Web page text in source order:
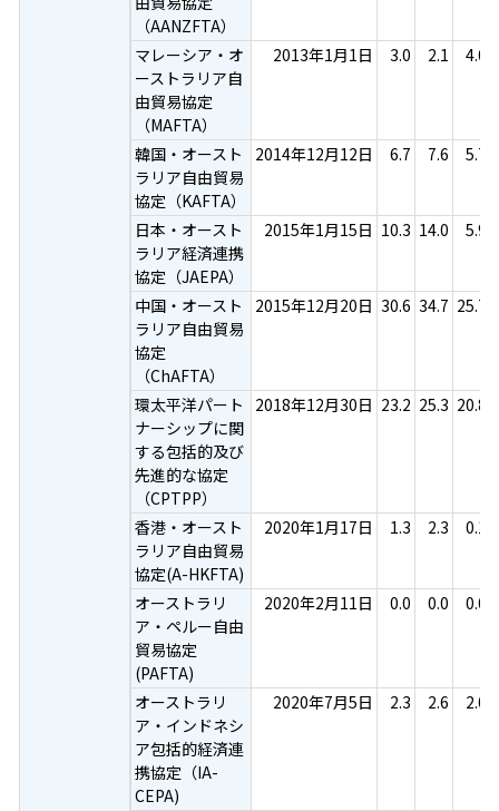
（AANZFTA）
マレーシア・オ
ーストラリア自
由貿易協定
（MAFTA）
2013年1月1日 3.0 2.1 4.0
韓国・オースト
ラリア自由貿易
協定（KAFTA）
2014年12月12日 6.7 7.6 5.7
日本・オースト
ラリア経済連携
協定（JAEPA）
2015年1月15日 10.3 14.0 5.9
中国・オースト
ラリア自由貿易
協定
（ChAFTA）
2015年12月20日 30.6 34.7 25.7
環太平洋パート
ナーシップに関
する包括的及び
先進的な協定
（CPTPP）
2018年12月30日 23.2 25.3 20.8
香港・オースト
ラリア自由貿易
協定(A-HKFTA)
2020年1月17日 1.3 2.3 0.1
オーストラリ
ア・ペルー自由
貿易協定
(PAFTA)
2020年2月11日 0.0 0.0 0.0
オーストラリ
ア・インドネシ
ア包括的経済連
携協定（IA-
CEPA)
2020年7月5日 2.3 2.6 2.0